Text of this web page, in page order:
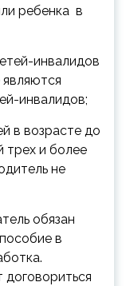
ребенка в
инвалидов
инвалидов;
в возрасте до
трех и более
не
обязан
в